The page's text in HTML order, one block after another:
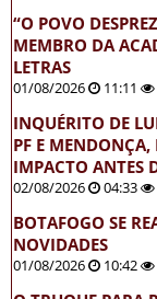
“O POVO
MEMBRO DA
LETRAS
01/08/2026 11:11
INQUÉRITO DE
PF E MENDONÇA,
IMPACTO ANTES
02/08/2026 04:33
BOTAFOGO SE
NOVIDADES
01/08/2026 10:42